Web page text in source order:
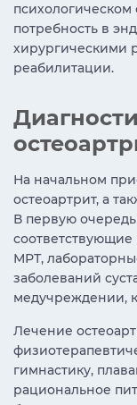
психологическом
потребность в
хирургическими
реабилитации.
На начальном
остеоартрит, а
В первую
МРТ,
заболеваний
медучреждении,
Лечение
гимнастику,
рациональное